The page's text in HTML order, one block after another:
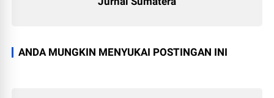
ANDA MUNGKIN MENYUKAI POSTINGAN INI